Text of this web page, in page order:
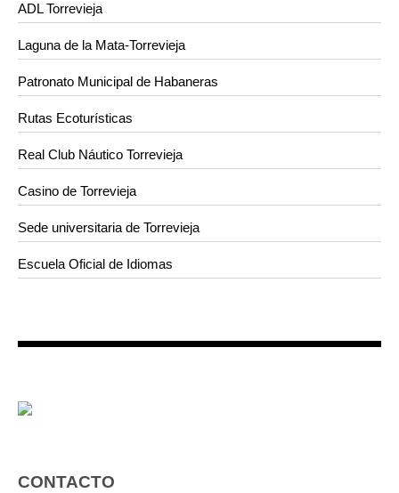
ADL Torrevieja
Laguna de la Mata-Torrevieja
Patronato Municipal de Habaneras
Rutas Ecoturísticas
Real Club Náutico Torrevieja
Casino de Torrevieja
Sede universitaria de Torrevieja
Escuela Oficial de Idiomas
CONTACTO